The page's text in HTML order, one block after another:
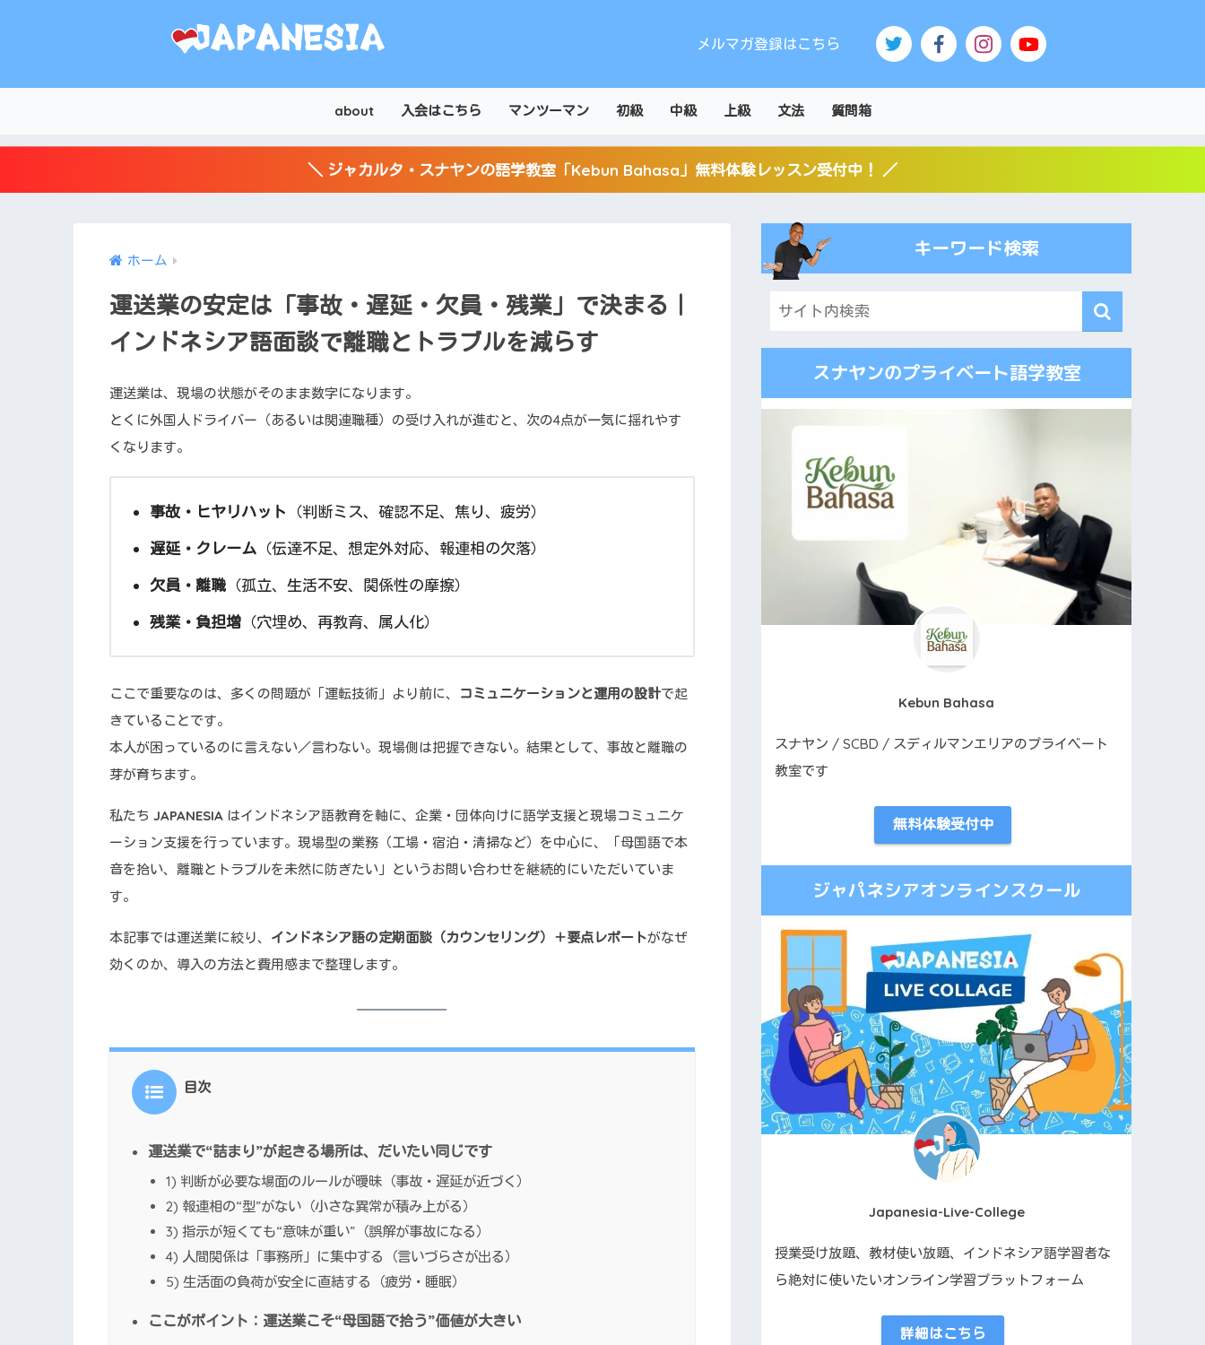
about 入会はこちら マンツーマン 初級 中級 上級 文法 質問箱
メルマガ登録はこちら
＼ ジャカルタ・スナヤンの語学教室「Kebun Bahasa」無料体験レッスン受付中！ ／
ホーム
運送業の安定は「事故・遅延・欠員・残業」で決まる｜
インドネシア語面談で離職とトラブルを減らす
運送業は、現場の状態がそのまま数字になります。
とくに外国人ドライバー（あるいは関連職種）の受け入れが進むと、次の4点が一気に揺れやす
くなります。
事故・ヒヤリハット （判断ミス、確認不足、焦り、疲労）
遅延・クレーム（伝達不足、想定外対応、報連相の欠落）
欠員・離職（孤立、生活不安、関係性の摩擦）
残業・負担増（穴埋め、再教育、属人化）
ここで重要なのは、多くの問題が「運転技術」より前に、 コミュニケーションと運用の設計で起
きていることです。
本人が困っているのに言えない／言わない。現場側は把握できない。結果として、事故と離職の
芽が育ちます。
私たち JAPANESIA はインドネシア語教育を軸に、企業・団体向けに語学支援と現場コミュニケ
ーション支援を行っています。現場型の業務（工場・宿泊・清掃など）を中心に、「母国語で本
音を拾い、離職とトラブルを未然に防ぎたい」というお問い合わせを継続的にいただいていま
す。
本記事では運送業に絞り、 インドネシア語の定期面談（カウンセリング）＋要点レポートがなぜ
効くのか、導入の方法と費用感まで整理します。
目次
運送業で“詰まり”が起きる場所は、だいたい同じです
1) 判断が必要な場面のルールが曖昧（事故・遅延が近づく）
2) 報連相の“型”がない（小さな異常が積み上がる）
3) 指示が短くても“意味が重い”（誤解が事故になる）
4) 人間関係は「事務所」に集中する（言いづらさが出る）
5) 生活面の負荷が安全に直結する（疲労・睡眠）
ここがポイント：運送業こそ“母国語で拾う”価値が大きい
キーワード検索
スナヤンのプライベート語学教室
Kebun Bahasa
スナヤン / SCBD / スディルマンエリアのプライベート
教室です
無料体験受付中
ジャパネシアオンラインスクール
Japanesia-Live-College
授業受け放題、教材使い放題、インドネシア語学習者な
ら絶対に使いたいオンライン学習プラットフォーム
詳細はこちら